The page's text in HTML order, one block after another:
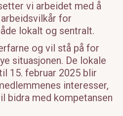
vi arbeidet med å
for
lokalt og sentralt.
og vil stå på for
situasjonen. De lokale
15. februar 2025 blir
interesser,
bidra med kompetansen